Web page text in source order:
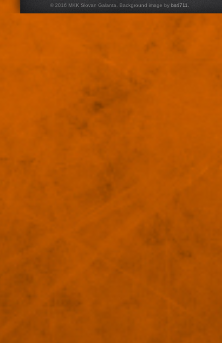
© 2016 MKK Slovan Galanta. Background image by bs4711